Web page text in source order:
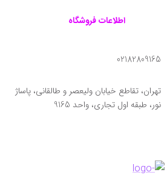
اطلاعات فروشگاه
02182809165
تهران، تقاطع خیابان ولیعصر و طالقانی، پاساژ
نور، طبقه اول تجاری، واحد 9165